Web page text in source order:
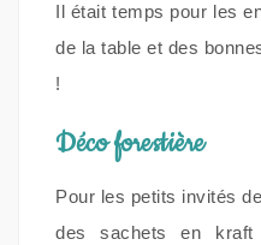
Il était temps pour les
de la table et des
!
Déco forestière
Pour les petits invités
des sachets en kraft